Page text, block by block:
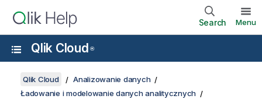
Search Menu
Qlik Cloud ®
Qlik Cloud
Analizowanie danych
Ładowanie i modelowanie danych analitycznych